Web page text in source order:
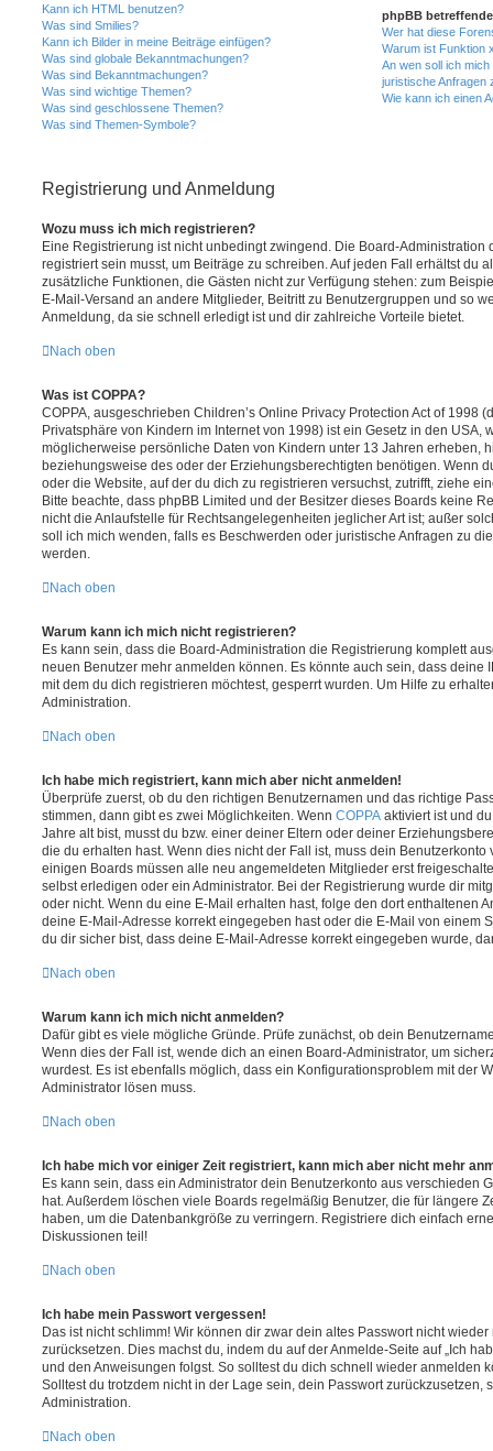
Kann ich HTML benutzen?
Was sind Smilies?
Kann ich Bilder in meine Beiträge einfügen?
Was sind globale Bekanntmachungen?
Was sind Bekanntmachungen?
Was sind wichtige Themen?
Was sind geschlossene Themen?
Was sind Themen-Symbole?
phpBB
Wer hat diese
Warum ist Funktion
An wen soll ich
juristische Anfragen
Wie kann ich einen
Registrierung und Anmeldung
Wozu muss ich mich registrieren?
Eine Registrierung ist nicht unbedingt zwingend. Die Board-Administration
registriert sein musst, um Beiträge zu schreiben. Auf jeden Fall erhältst du
zusätzliche Funktionen, die Gästen nicht zur Verfügung stehen: zum
E-Mail-Versand an andere Mitglieder, Beitritt zu Benutzergruppen und so
Anmeldung, da sie schnell erledigt ist und dir zahlreiche Vorteile bietet.
Nach oben
Was ist COPPA?
COPPA, ausgeschrieben Children’s Online Privacy Protection Act of 1998
Privatsphäre von Kindern im Internet von 1998) ist ein Gesetz in den USA,
möglicherweise persönliche Daten von Kindern unter 13 Jahren erheben,
beziehungsweise des oder der Erziehungsberechtigten benötigen. Wenn
oder die Website, auf der du dich zu registrieren versuchst, zutrifft, ziehe
Bitte beachte, dass phpBB Limited und der Besitzer dieses Boards keine
nicht die Anlaufstelle für Rechtsangelegenheiten jeglicher Art ist; außer
soll ich mich wenden, falls es Beschwerden oder juristische Anfragen zu
werden.
Nach oben
Warum kann ich mich nicht registrieren?
Es kann sein, dass die Board-Administration die Registrierung komplett
neuen Benutzer mehr anmelden können. Es könnte auch sein, dass deine
mit dem du dich registrieren möchtest, gesperrt wurden. Um Hilfe zu
Administration.
Nach oben
Ich habe mich registriert, kann mich aber nicht anmelden!
Überprüfe zuerst, ob du den richtigen Benutzernamen und das richtige
stimmen, dann gibt es zwei Möglichkeiten. Wenn COPPA aktiviert ist und
Jahre alt bist, musst du bzw. einer deiner Eltern oder deiner
die du erhalten hast. Wenn dies nicht der Fall ist, muss dein
einigen Boards müssen alle neu angemeldeten Mitglieder erst
selbst erledigen oder ein Administrator. Bei der Registrierung wurde dir
oder nicht. Wenn du eine E-Mail erhalten hast, folge den dort enthaltenen
deine E-Mail-Adresse korrekt eingegeben hast oder die E-Mail von einem
du dir sicher bist, dass deine E-Mail-Adresse korrekt eingegeben wurde,
Nach oben
Warum kann ich mich nicht anmelden?
Dafür gibt es viele mögliche Gründe. Prüfe zunächst, ob dein
Wenn dies der Fall ist, wende dich an einen Board-Administrator, um
wurdest. Es ist ebenfalls möglich, dass ein Konfigurationsproblem mit der
Administrator lösen muss.
Nach oben
Ich habe mich vor einiger Zeit registriert, kann mich aber nicht mehr
Es kann sein, dass ein Administrator dein Benutzerkonto aus verschieden
hat. Außerdem löschen viele Boards regelmäßig Benutzer, die für längere
haben, um die Datenbankgröße zu verringern. Registriere dich einfach
Diskussionen teil!
Nach oben
Ich habe mein Passwort vergessen!
Das ist nicht schlimm! Wir können dir zwar dein altes Passwort nicht
zurücksetzen. Dies machst du, indem du auf der Anmelde-Seite auf „Ich
und den Anweisungen folgst. So solltest du dich schnell wieder anmelden
Solltest du trotzdem nicht in der Lage sein, dein Passwort zurückzusetzen,
Administration.
Nach oben